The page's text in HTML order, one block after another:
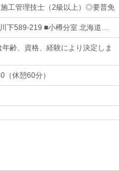
工管理技士（2級以上）◎要普免
下589-219 ■小樽分室 北海道…
齢、資格、経験により決定しま
休憩60分）